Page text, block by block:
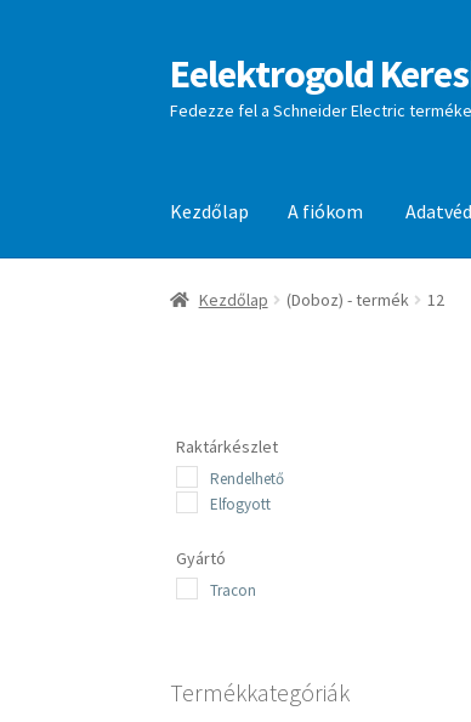
Ugrás
a
navigációhoz
Kilépés
a
tartalomba
Eelektrogold
Fedezze fel a Schneider Electric
Kezdőlap A fiókom
Kezdőlap A fiókom Adatvédelmi
Kezdőlap (Doboz) - termék 12
Raktárkészlet
Rendelhető
Elfogyott
Gyártó
Tracon
Termékkategóriák